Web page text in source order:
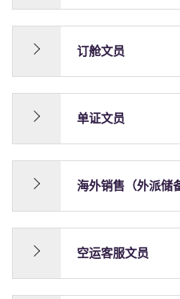
订舱文员
单证文员
海外销售（外派储
空运客服文员